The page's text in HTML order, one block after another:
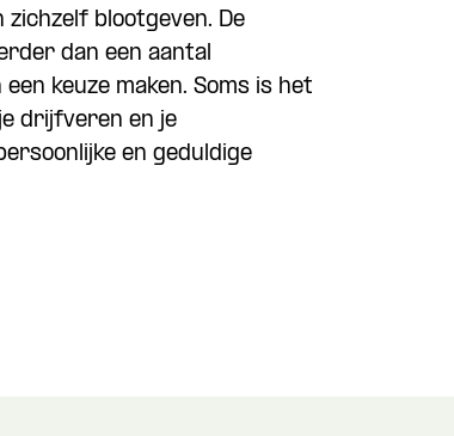
blootgeven. De
dan een aantal
keuze maken. Soms is het
drijfveren en je
en geduldige